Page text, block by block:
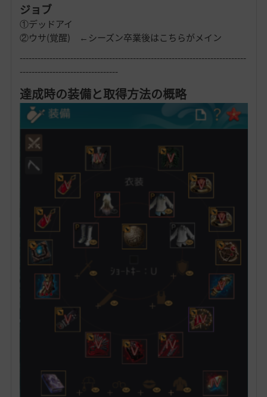
ジョブ
①デッドアイ
②ウサ(覚醒) ←シーズン卒業後はこちらがメイン
----------------------------------------------------------------------------
---------------------------------
達成時の装備と取得方法の概略